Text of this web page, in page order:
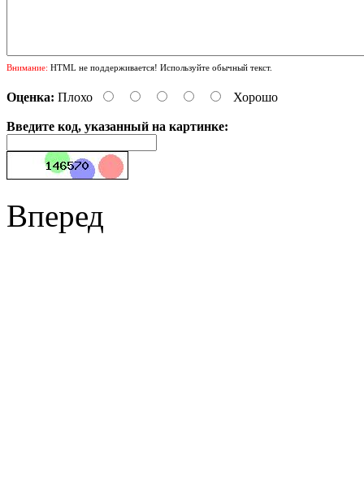
Внимание: HTML не поддерживается! Используйте обычный текст.
Оценка: Плохо Хорошо
Введите код, указанный на картинке:
Вперед